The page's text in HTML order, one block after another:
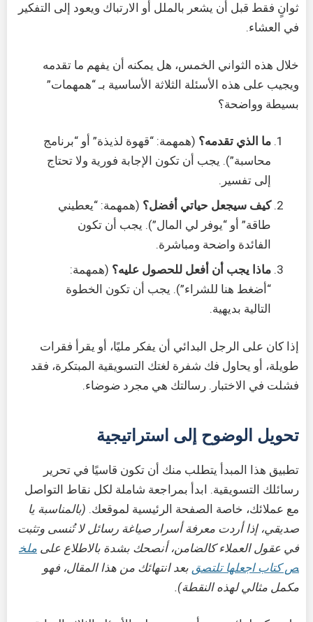
ثوانٍ فقط قبل أن يشعر بالملل أو الارتباك ويعود إلى التفكير
في العشاء.
خلال هذه الثواني الخمس، هل يمكنه أن يفهم ما تقدمه
ويجيب على هذه الأسئلة الثلاثة الأساسية بـ “همهمات”
بسيطة وواضحة؟
ما الذي تقدمه؟ (همهمة: “قهوة لذيذة” أو “برنامج
محاسبة”). يجب أن تكون الإجابة فورية ولا تحتاج
إلى تفسير.
كيف سيجعل حياتي أفضل؟ (همهمة: “يعطيني
طاقة” أو “يوفر لي المال”). يجب أن تكون
الفائدة واضحة ومباشرة.
ماذا يجب أن أفعل للحصول عليه؟ (همهمة:
“أضغط هنا للشراء”). يجب أن تكون الخطوة
التالية بديهية.
إذا كان على الرجل البدائي أن يفكر مليًا، أو يقرأ فقرات
طويلة، أو يحاول فك شفرة لغتك التسويقية المبتكرة، فقد
فشلت في الاختبار. رسالتك هي مجرد ضوضاء.
تحويل الوضوح إلى استراتيجية
تطبيق هذا المبدأ يتطلب منك أن تكون قاسيًا في تحرير
رسائلك التسويقية. ابدأ بمراجعة شاملة لكل نقاط التواصل
مع عملائك، خاصة الصفحة الرئيسية لموقعك. (بالمناسبة يا
صديقي، إذا أردت معرفة أسرار صياغة رسائل لا تُنسى وتثبت
في عقول العملاء كالضامن، أنصحك بشدة بالاطلاع على ملخ
ص كتاب اجعلها تلتصق بعد انتهائك من هذا المقال، فهو
مكمل مثالي لهذه النقطة).